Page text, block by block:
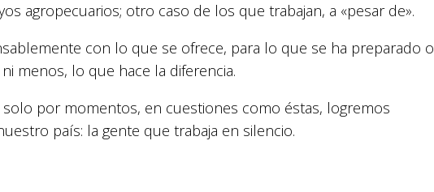
agropecuarios; otro caso de los que trabajan, a «pesar de».
con lo que se ofrece, para lo que se ha preparado o
menos, lo que hace la diferencia.
por momentos, en cuestiones como éstas, logremos
país: la gente que trabaja en silencio.